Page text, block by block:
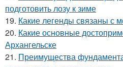
подготовить лозу к зиме
19. Какие легенды связаны с
20. Какие основные
Архангельске
21. Преимущества